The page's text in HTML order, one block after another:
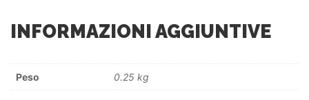
INFORMAZIONI AGGIUNTIVE
Peso 0.25 kg